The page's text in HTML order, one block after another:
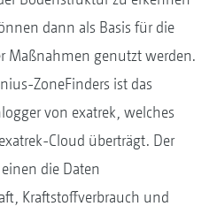
dann als Basis für die
Maßnahmen genutzt werden.
ZoneFinders ist das
von exatrek, welches
Cloud überträgt. Der
die Daten
Kraftstoffverbrauch und